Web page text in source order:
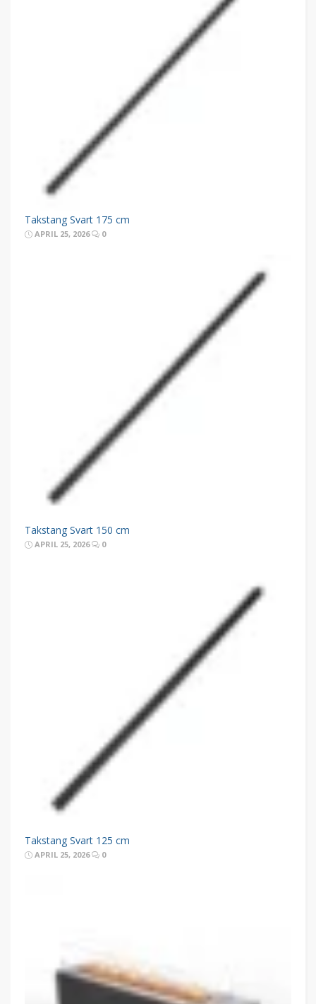
Takstang Svart 175 cm
APRIL 25, 2026 0
Takstang Svart 150 cm
APRIL 25, 2026 0
Takstang Svart 125 cm
APRIL 25, 2026 0